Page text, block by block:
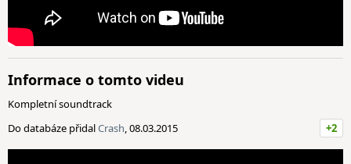
Informace o tomto videu
Kompletní soundtrack
Do databáze přidalCrash, 08.03.2015 +2